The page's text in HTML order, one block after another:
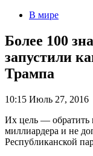
В мире
Более 100
запустили
Трампа
10:15 Июль 27, 2016
Их цель — обратить
миллиардера и не
Республиканской